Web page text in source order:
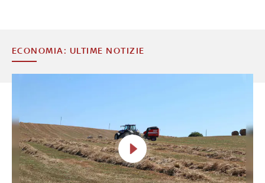
ECONOMIA: ULTIME NOTIZIE